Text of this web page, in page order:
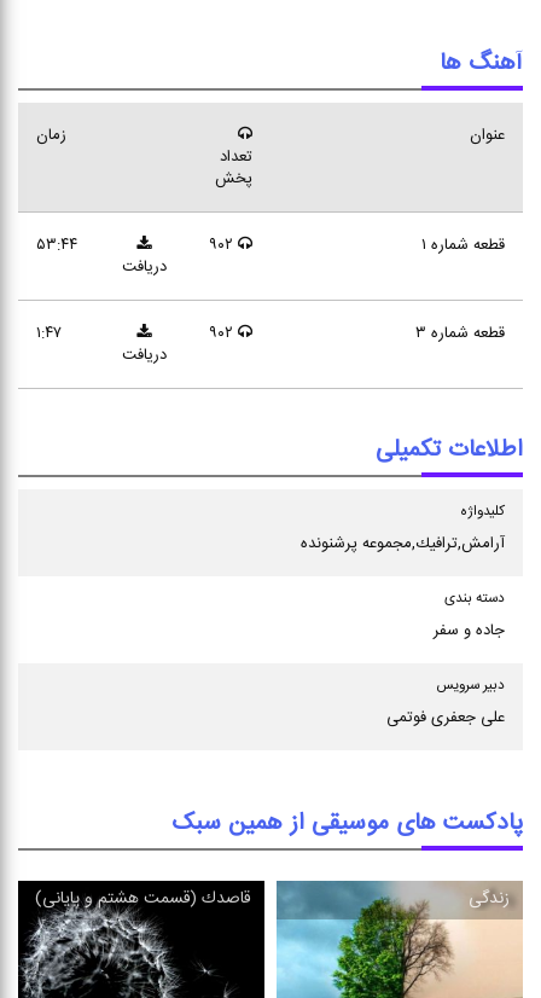
آهنگ ها
عنوان
زمان
تعداد
پخش
قطعه شماره ۱
۵۳:۴۴
دریافت
۹۰۲
قطعه شماره ۳
۱:۴۷
دریافت
۹۰۲
اطلاعات تکمیلی
كلیدواژه
آرامش,ترافیك,مجموعه پرشنونده
دسته بندی
جاده و سفر
دبیر سرویس
علی جعفری فوتمی
پادکست های موسیقی از همین سبک
زندگی قاصدك (قسمت هشتم و پایانی)